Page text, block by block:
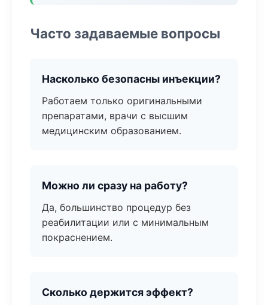
Часто задаваемые вопросы
Насколько безопасны инъекции?
Работаем только оригинальными
препаратами, врачи с высшим
медицинским образованием.
Можно ли сразу на работу?
Да, большинство процедур без
реабилитации или с минимальным
покраснением.
Сколько держится эффект?